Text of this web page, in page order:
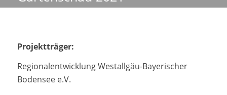
Projektträger:
Regionalentwicklung Westallgäu-Bayerischer
Bodensee e.V.